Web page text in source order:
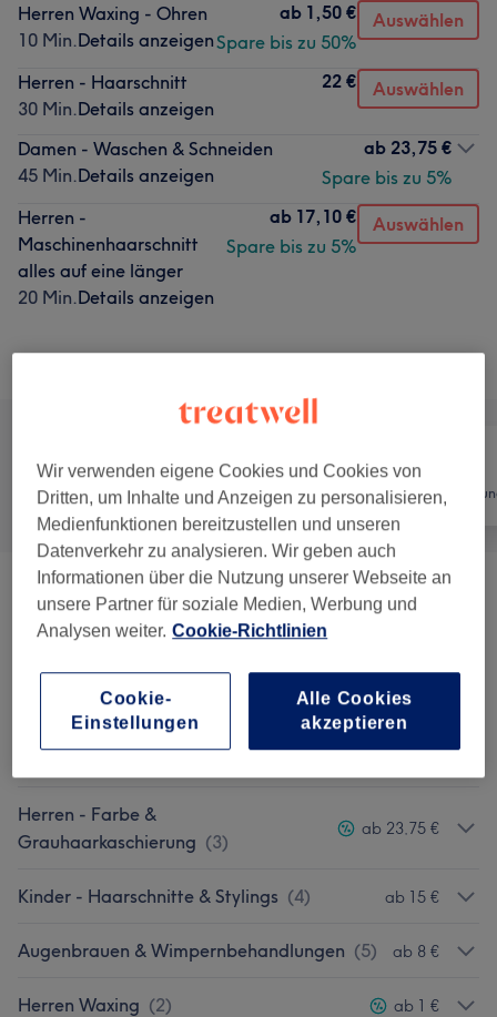
Herren Waxing - Ohren
10 Min.Details anzeigen
ab 1,50 €
Spare bis zu 50%
Auswählen
Herren - Haarschnitt
30 Min.Details anzeigen
22 € Auswählen
Damen - Waschen & Schneiden
45 Min.Details anzeigen
ab 23,75 €
Spare bis zu 5%
Herren -
Maschinenhaarschnitt
alles auf eine länger
20 Min.Details anzeigen
ab 17,10 €
Spare bis zu 5%
Auswählen
Alle Friseur
Damen - Haarschnitte & Stylings (9 ) ab 23,75 €
Damen - Farbe & Coloration ab 1 €
Herren - Farbe &
Grauhaarkaschierung (3)
ab 23,75 €
Kinder - Haarschnitte & Stylings (4) ab 15 €
Augenbrauen & Wimpernbehandlungen (5) ab 8 €
Herren Waxing (2) ab 1 €
Wir verwenden eigene Cookies und Cookies von
Dritten, um Inhalte und Anzeigen zu personalisieren,
Medienfunktionen bereitzustellen und unseren
Datenverkehr zu analysieren. Wir geben auch
Informationen über die Nutzung unserer Webseite an
unsere Partner für soziale Medien, Werbung und
Analysen weiter. Cookie-Richtlinien
Cookie-
Einstellungen
Alle Cookies
akzeptieren